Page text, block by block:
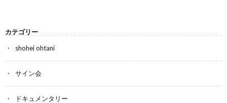
カテゴリー
shohei ohtani
サイン会
ドキュメンタリー